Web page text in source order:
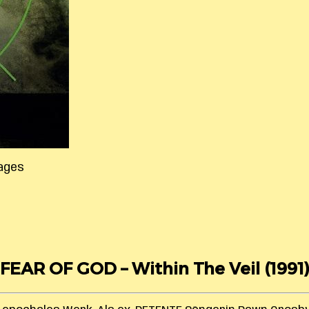
FEAR OF GOD – Within The Veil (1991)